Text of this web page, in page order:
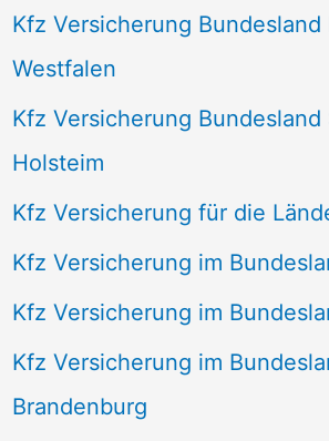
Kfz Versicherung
Westfalen
Kfz Versicherung Bundesland
Holsteim
Kfz Versicherung für die
Kfz Versicherung im
Kfz Versicherung im
Kfz Versicherung im
Brandenburg